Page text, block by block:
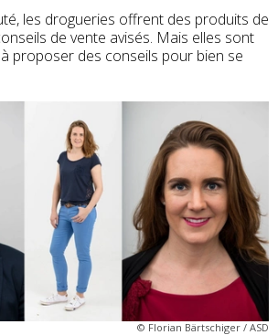
les drogueries offrent des produits de
de vente avisés. Mais elles sont
proposer des conseils pour bien se
© Florian Bärtschiger / ASD